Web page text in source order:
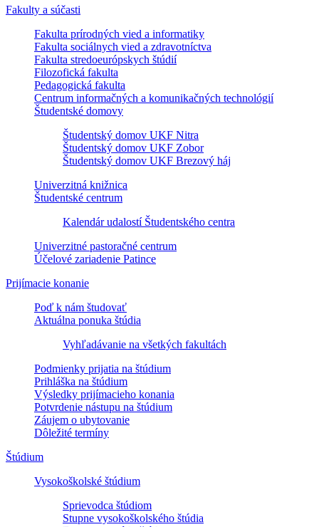
Fakulty a súčasti
Fakulta prírodných vied a informatiky
Fakulta sociálnych vied a zdravotníctva
Fakulta stredoeurópskych štúdií
Filozofická fakulta
Pedagogická fakulta
Centrum informačných a komunikačných technológií
Študentské domovy
Študentský domov UKF Nitra
Študentský domov UKF Zobor
Študentský domov UKF Brezový háj
Univerzitná knižnica
Študentské centrum
Kalendár udalostí Študentského centra
Univerzitné pastoračné centrum
Účelové zariadenie Patince
Prijímacie konanie
Poď k nám študovať
Aktuálna ponuka štúdia
Vyhľadávanie na všetkých fakultách
Podmienky prijatia na štúdium
Prihláška na štúdium
Výsledky prijímacieho konania
Potvrdenie nástupu na štúdium
Záujem o ubytovanie
Dôležité termíny
Štúdium
Vysokoškolské štúdium
Sprievodca štúdiom
Stupne vysokoškolského štúdia